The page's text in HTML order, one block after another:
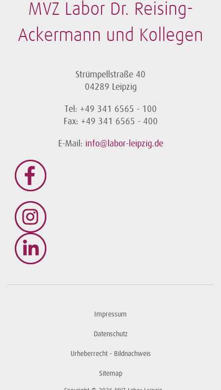
MVZ Labor Dr. Reising-
Ackermann und Kollegen
Strümpellstraße 40
04289 Leipzig
Tel: +49 341 6565 - 100
Fax: +49 341 6565 - 400
E-Mail: info@labor-leipzig.de
Impressum
Datenschutz
Urheberrecht - Bildnachweis
Sitemap